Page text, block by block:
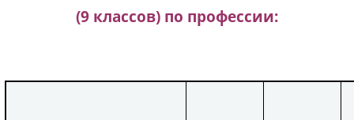
(9 классов) по профессии: